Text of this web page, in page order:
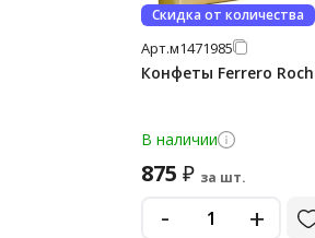
Скидка от количества
Арт.м1471985
Конфеты Ferrero
В наличии
875 ₽ за шт.
- +